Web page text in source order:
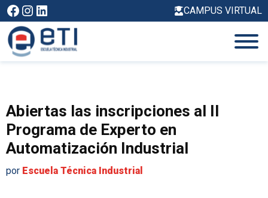
Saltar
al
contenido
Facebook
Instagram
LinkedIn CAMPUS VIRTUAL
Abiertas las inscripciones al II
Programa de Experto en
Automatización Industrial
por Escuela Técnica Industrial